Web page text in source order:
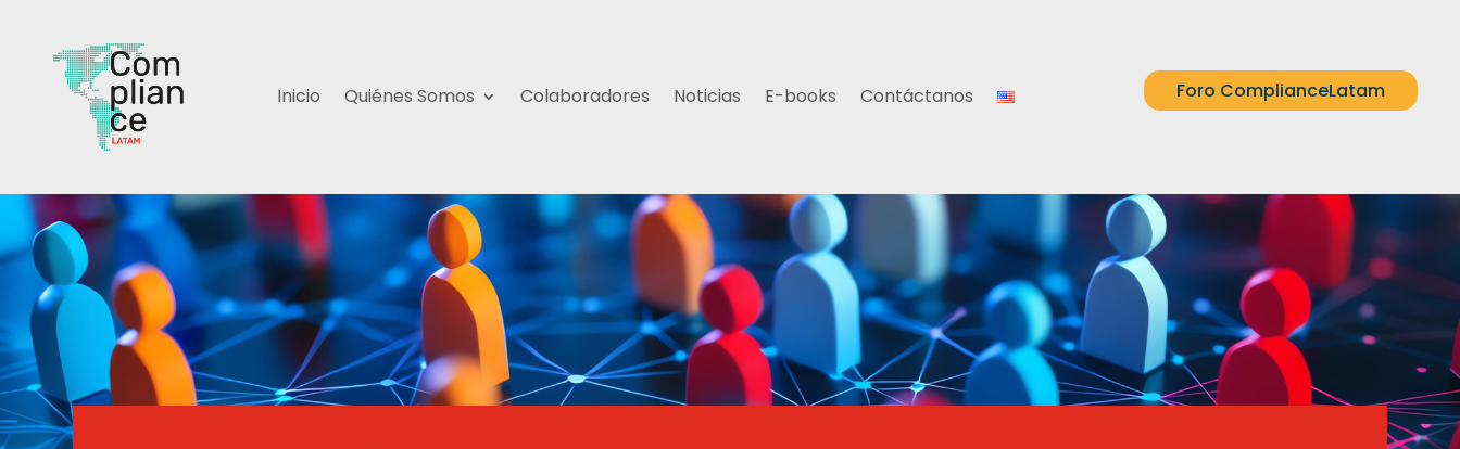
Inicio Quiénes Somos Colaboradores Noticias E-books Contáctanos Foro ComplianceLatam